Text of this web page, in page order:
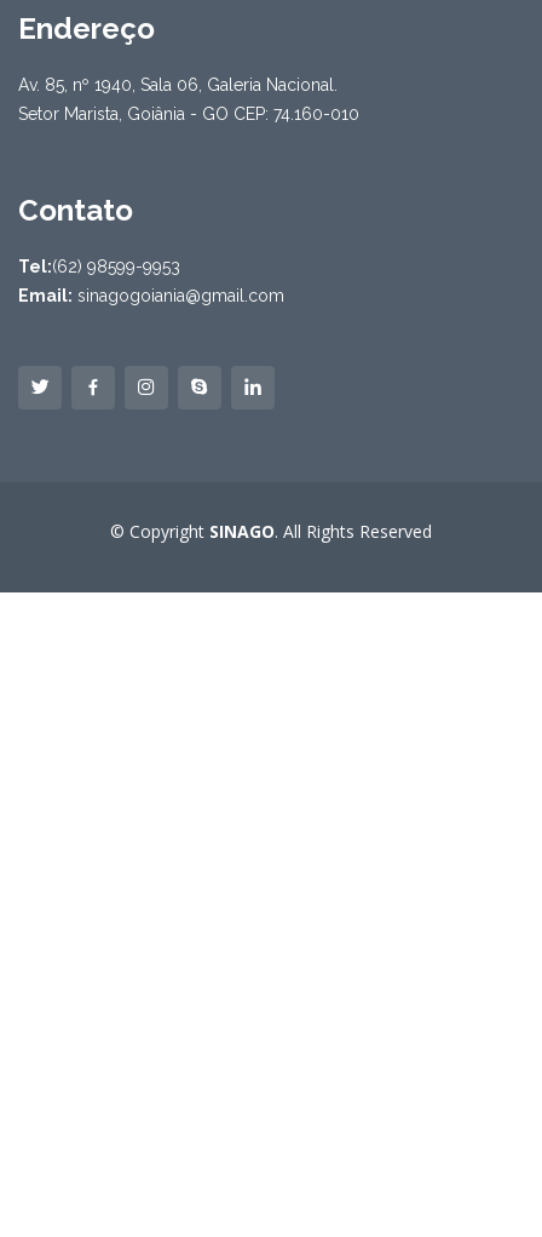
Endereço
Av. 85, nº 1940, Sala 06, Galeria Nacional.
Setor Marista, Goiânia - GO CEP: 74.160-010
Contato
Tel:(62) 98599-9953
Email: sinagogoiania@gmail.com
© Copyright SINAGO. All Rights Reserved